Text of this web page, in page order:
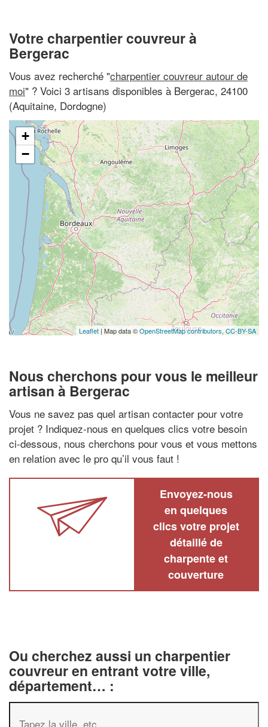
Votre charpentier couvreur à
Bergerac
Vous avez recherché "charpentier couvreur autour de
moi" ? Voici 3 artisans disponibles à Bergerac, 24100
(Aquitaine, Dordogne)
+
−
Leaflet | Map data ©OpenStreetMap contributors, CC-BY-SA
Nous cherchons pour vous le meilleur
artisan à Bergerac
Vous ne savez pas quel artisan contacter pour votre
projet ? Indiquez-nous en quelques clics votre besoin
ci-dessous, nous cherchons pour vous et vous mettons
en relation avec le pro qu’il vous faut !
Envoyez-nous
en quelques
clics votre projet
détaillé de
charpente et
couverture
Ou cherchez aussi un charpentier
couvreur en entrant votre ville,
département… :